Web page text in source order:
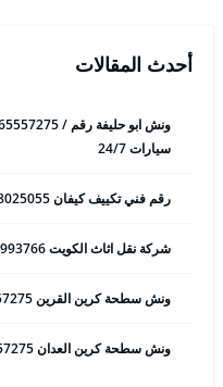
أحدث المقالات
سيارات 24/7
رقم فني تكييف كيفان 98025055 فني تكييف مركزي 24 ساعة
شركة نقل اثاث الكويت 50993766 هاف لوري وانيت نقل عفش
ونش سطحة كرين القرين 65557275 ونش سحب وانقاذ سيارات
ونش سطحة كرين العدان 65557275 ونش سحب وانقاذ سيارات